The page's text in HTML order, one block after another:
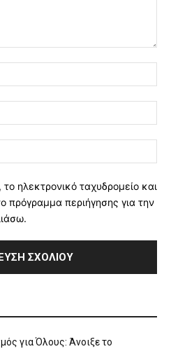
ηλεκτρονικό ταχυδρομείο και
πρόγραμμα περιήγησης για την
για Όλους: Άνοιξε το